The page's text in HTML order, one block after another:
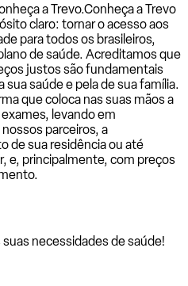
a Trevo.Conheça a Trevo
claro: tornar o acesso aos
para todos os brasileiros,
de saúde. Acreditamos que
justos são fundamentais
sua saúde e pela de sua família.
que coloca nas suas mãos a
levando em
parceiros, a
de sua residência ou até
e, principalmente, com preços
necessidades de saúde!